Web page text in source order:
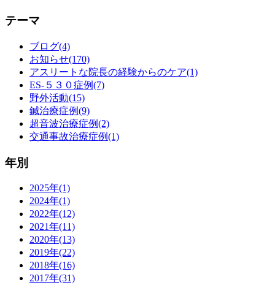
テーマ
ブログ(4)
お知らせ(170)
アスリートな院長の経験からのケア(1)
ES-５３０症例(7)
野外活動(15)
鍼治療症例(9)
超音波治療症例(2)
交通事故治療症例(1)
年別
2025年(1)
2024年(1)
2022年(12)
2021年(11)
2020年(13)
2019年(22)
2018年(16)
2017年(31)